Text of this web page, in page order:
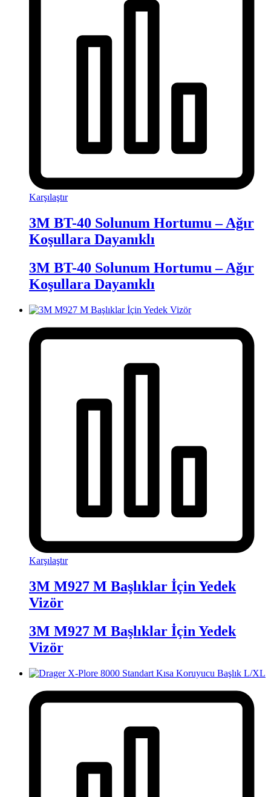
Karşılaştır
3M BT-40 Solunum Hortumu – Ağır
Koşullara Dayanıklı
3M BT-40 Solunum Hortumu – Ağır
Koşullara Dayanıklı
Karşılaştır
3M M927 M Başlıklar İçin Yedek
Vizör
3M M927 M Başlıklar İçin Yedek
Vizör